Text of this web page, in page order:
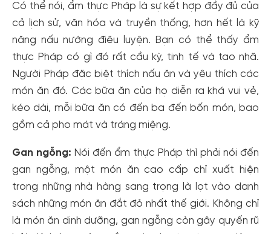
Có thể nói, ẩm thực Pháp là sự kết hợp đầy đủ của
cả lịch sử, văn hóa và truyền thống, hơn hết là kỹ
năng nấu nướng điêu luyện. Bạn có thể thấy ẩm
thực Pháp có gì đó rất cầu kỳ, tinh tế và tao nhã.
Người Pháp đặc biệt thích nấu ăn và yêu thích các
món ăn đó. Các bữa ăn của họ diễn ra khá vui vẻ,
kéo dài, mỗi bữa ăn có đến ba đến bốn món, bao
gồm cả pho mát và tráng miệng.
Gan ngỗng: Nói đến ẩm thực Pháp thì phải nói đến
gan ngỗng, một món ăn cao cấp chỉ xuất hiện
trong những nhà hàng sang trọng là lọt vào danh
sách những món ăn đắt đỏ nhất thế giới. Không chỉ
là món ăn dinh dưỡng, gan ngỗng còn gây quyến rũ